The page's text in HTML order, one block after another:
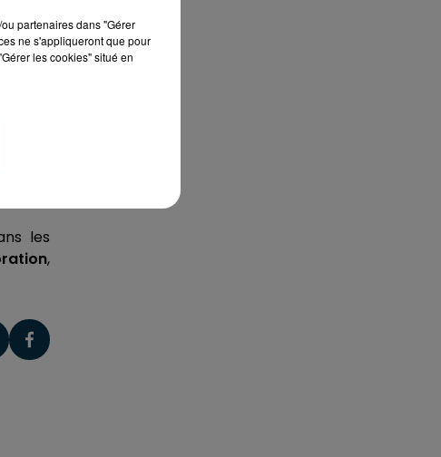
les
,
partenaires dans "Gérer
ne s'appliqueront que pour
les cookies" situé en